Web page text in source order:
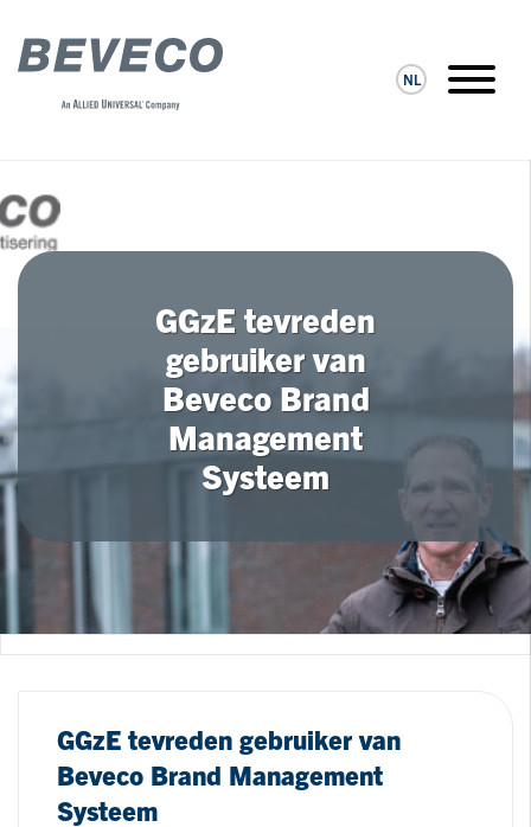
NL
GGzE tevreden
gebruiker van
Beveco Brand
Management
Systeem
GGzE tevreden gebruiker van
Beveco Brand Management
Systeem